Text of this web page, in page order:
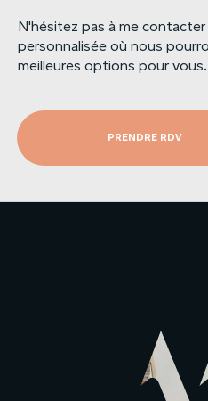
N'hésitez pas à me
personnalisée où nous
meilleures options pour vous.
PRENDRE RDV